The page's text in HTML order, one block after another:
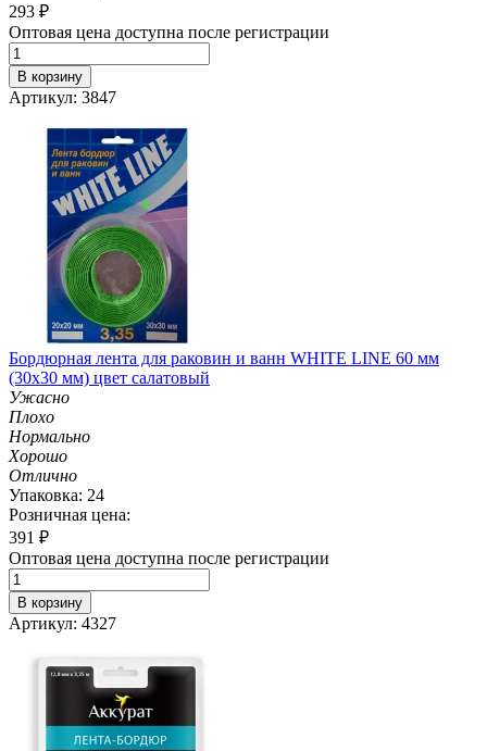
293 ₽
Оптовая цена доступна после регистрации
В корзину
Артикул: 3847
Бордюрная лента для раковин и ванн WHITE LINE 60 мм
(30х30 мм) цвет салатовый
Ужасно
Плохо
Нормально
Хорошо
Отлично
Упаковка: 24
Розничная цена:
391 ₽
Оптовая цена доступна после регистрации
В корзину
Артикул: 4327